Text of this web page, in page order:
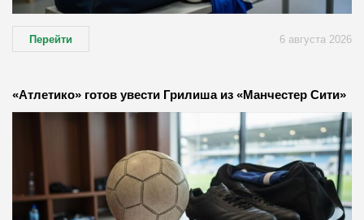
Перейти 6 августа 2026
«Атлетико» готов увести Грилиша из «Манчестер Сити»